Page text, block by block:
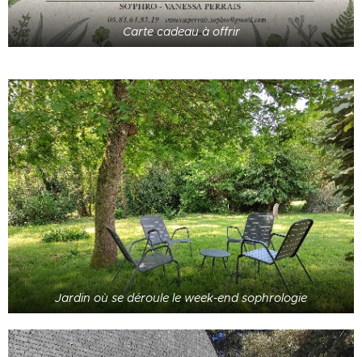
Carte cadeau à offrir
Jardin où se déroule le week-end sophrologie